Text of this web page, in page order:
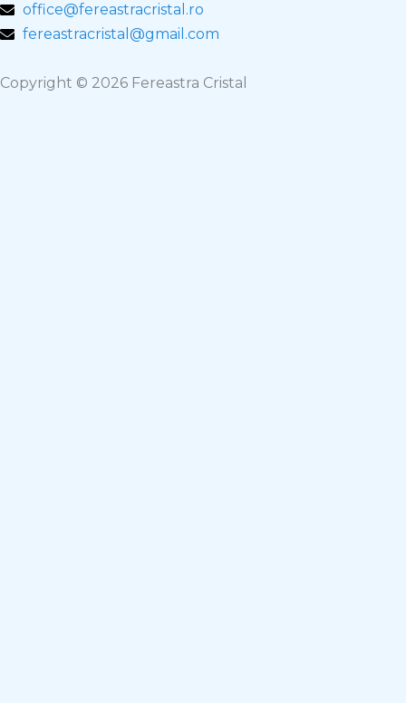
office@fereastracristal.ro
fereastracristal@gmail.com
Copyright © 2026 Fereastra Cristal